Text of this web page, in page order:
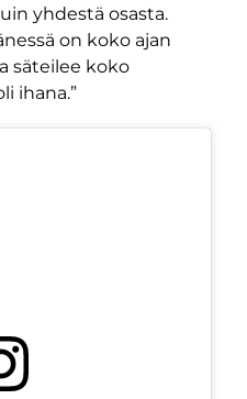
yhdestä osasta.
on koko ajan
säteilee koko
ihana.”